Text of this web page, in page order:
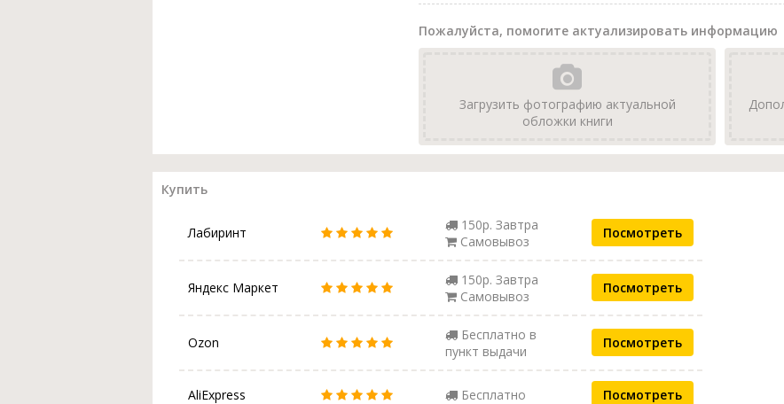
Пожалуйста, помогите актуализировать информацию
Загрузить фотографию актуальной
обложки книги
Купить
Лабиринт
150р. Завтра
Самовывоз
Посмотреть
Яндекс Маркет
150р. Завтра
Самовывоз
Посмотреть
Ozon
Бесплатно в
пункт выдачи
Посмотреть
AliExpress Бесплатно Посмотреть